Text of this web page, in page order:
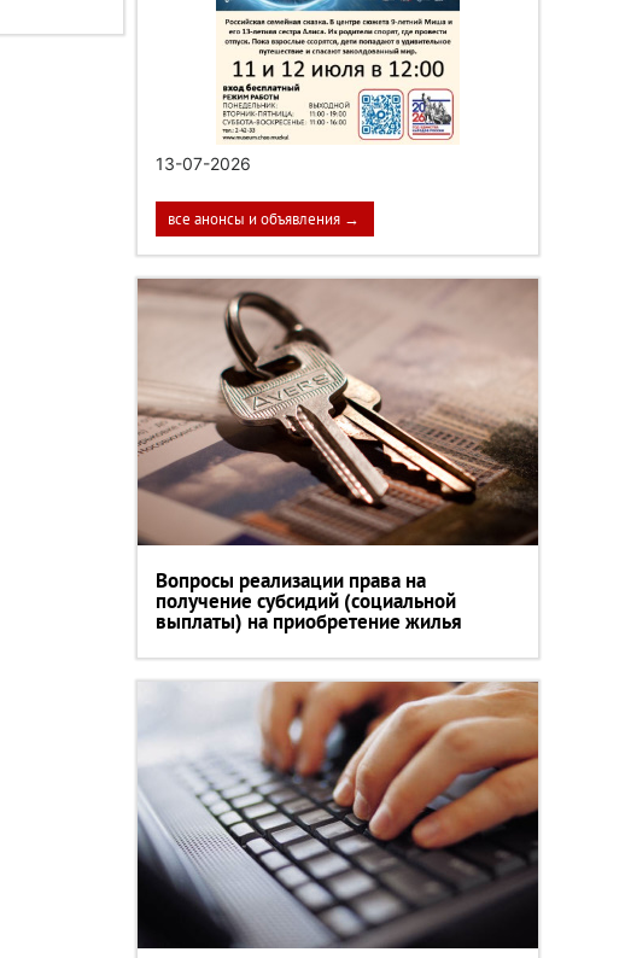
13-07-2026
все анонсы и объявления →
Вопросы реализации права на
получение субсидий (социальной
выплаты) на приобретение жилья